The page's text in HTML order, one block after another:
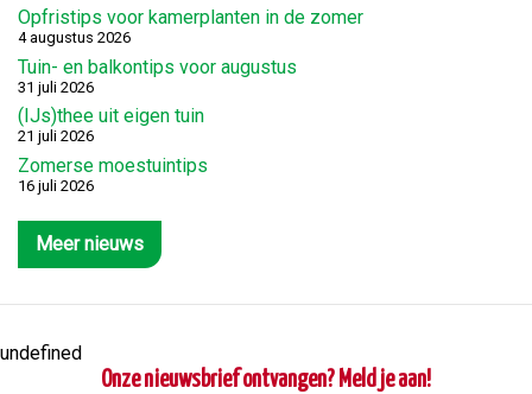
Opfristips voor kamerplanten in de zomer
4 augustus 2026
Tuin- en balkontips voor augustus
31 juli 2026
(IJs)thee uit eigen tuin
21 juli 2026
Zomerse moestuintips
16 juli 2026
Meer nieuws
undefined
Onze nieuwsbrief ontvangen? Meld je aan!